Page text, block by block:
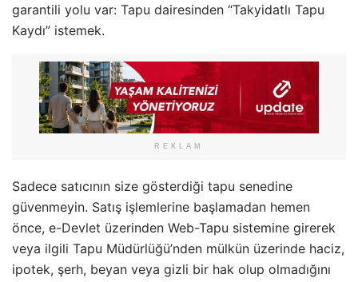
garantili yolu var: Tapu dairesinden “Takyidatlı Tapu
Kaydı” istemek.
REKLAM
Sadece satıcının size gösterdiği tapu senedine
güvenmeyin. Satış işlemlerine başlamadan hemen
önce, e-Devlet üzerinden Web-Tapu sistemine girerek
veya ilgili Tapu Müdürlüğü’nden mülkün üzerinde haciz,
ipotek, şerh, beyan veya gizli bir hak olup olmadığını